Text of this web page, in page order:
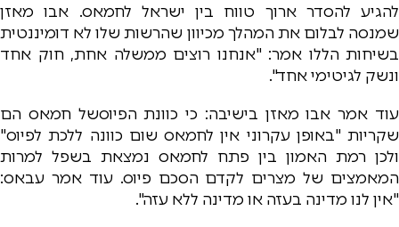
להגיע להסדר ארוך טווח בין ישראל לחמאס. אבו מאזן
שמנסה לבלום את המהלך מכיוון שהרשות שלו לא דומיננטית
בשיחות הללו אמר: "אנחנו רוצים ממשלה אחת, חוק אחד
ונשק לגיטימי אחד".
עוד אמר אבו מאזן בישיבה: כי כוונת הפיוסשל חמאס הם
שקריות "באופן עקרוני אין לחמאס שום כוונה ללכת לפיוס"
ולכן רמת האמון בין פתח לחמאס נמצאת בשפל למרות
המאמצים של מצרים לקדם הסכם פיוס. עוד אמר עבאס:
"אין לנו מדינה בעזה או מדינה ללא עזה".